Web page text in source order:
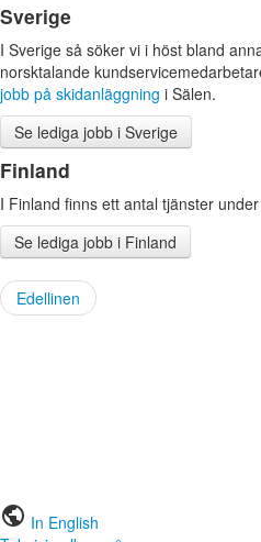
Sverige
I Sverige så söker vi i höst bland
norsktalande
jobb på skidanläggning i Sälen.
Se lediga jobb i Sverige
Finland
I Finland finns ett antal tjänster
Se lediga jobb i Finland
Edellinen
public In English